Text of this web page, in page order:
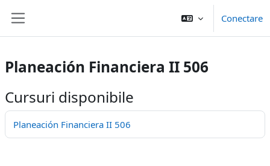
Conectare
Planeación Financiera II 506
Cursuri disponibile
Planeación Financiera II 506